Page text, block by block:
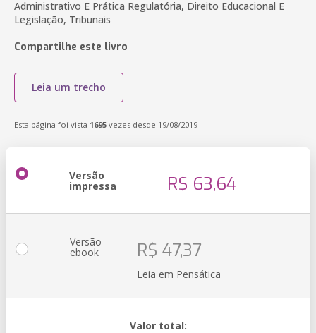
Administrativo E Prática Regulatória, Direito Educacional E
Legislação, Tribunais
Compartilhe este livro
Leia um trecho
Esta página foi vista 1695 vezes desde 19/08/2019
Versão
impressa R$ 63,64
Versão
ebook R$ 47,37
Leia em Pensática
Valor total: